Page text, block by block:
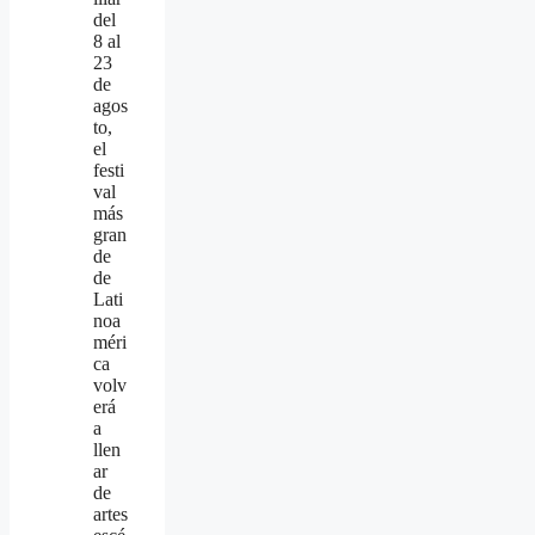
del
8 al
23
de
agos
to,
el
festi
val
más
gran
de
de
Lati
noa
méri
ca
volv
erá
a
llen
ar
de
artes